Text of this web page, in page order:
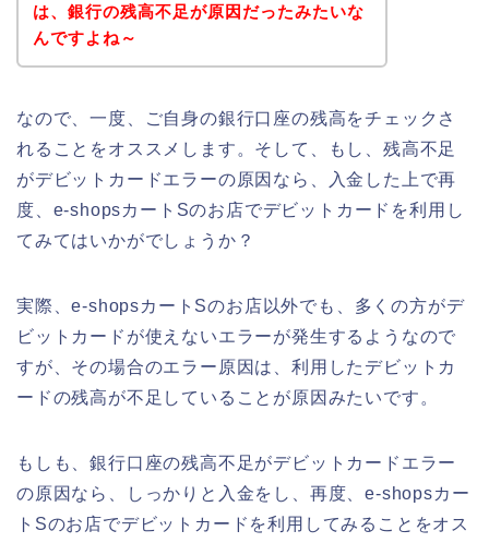
は、銀行の残高不足が原因だったみたいな
んですよね～
なので、一度、ご自身の銀行口座の残高をチェックさ
れることをオススメします。そして、もし、残高不足
がデビットカードエラーの原因なら、入金した上で再
度、e-shopsカートSのお店でデビットカードを利用し
てみてはいかがでしょうか？
実際、e-shopsカートSのお店以外でも、多くの方がデ
ビットカードが使えないエラーが発生するようなので
すが、その場合のエラー原因は、利用したデビットカ
ードの残高が不足していることが原因みたいです。
もしも、銀行口座の残高不足がデビットカードエラー
の原因なら、しっかりと入金をし、再度、e-shopsカー
トSのお店でデビットカードを利用してみることをオス